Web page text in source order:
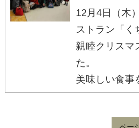
12月4日（木
ストラン「く
親睦クリスマ
た。
美味しい食事